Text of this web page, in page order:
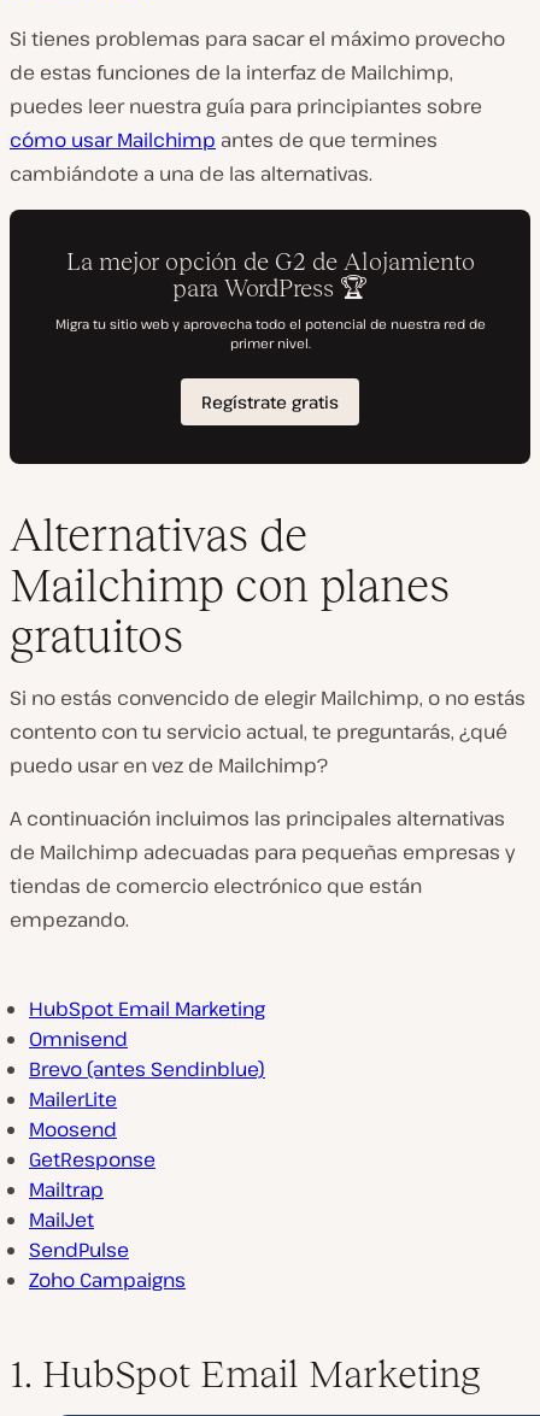
Si tienes problemas para sacar el máximo provecho
de estas funciones de la interfaz de Mailchimp,
puedes leer nuestra guía para principiantes sobre
cómo usar Mailchimp antes de que termines
cambiándote a una de las alternativas.
Alternativas de
Mailchimp con planes
gratuitos
Si no estás convencido de elegir Mailchimp, o no estás
contento con tu servicio actual, te preguntarás, ¿qué
puedo usar en vez de Mailchimp?
A continuación incluimos las principales alternativas
de Mailchimp adecuadas para pequeñas empresas y
tiendas de comercio electrónico que están
empezando.
HubSpot Email Marketing
Omnisend
Brevo (antes Sendinblue)
MailerLite
Moosend
GetResponse
Mailtrap
MailJet
SendPulse
Zoho Campaigns
1. HubSpot Email Marketing